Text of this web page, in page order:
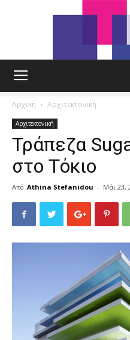
Αρχική Αρχιτεκτονική
Αρχιτεκτονική
Τράπεζα
στο Τόκιο
Από Athina Stefanidou - Μάι 23,